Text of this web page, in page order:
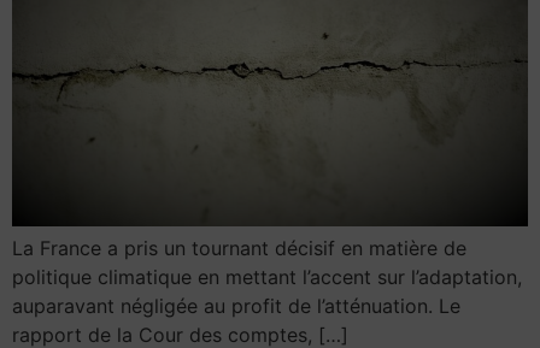
La France a pris un tournant décisif en matière de
politique climatique en mettant l’accent sur l’adaptation,
auparavant négligée au profit de l’atténuation. Le
rapport de la Cour des comptes, […]